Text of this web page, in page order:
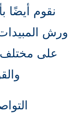
نقوم أيضًا
ورش
على مختلف
التواصل